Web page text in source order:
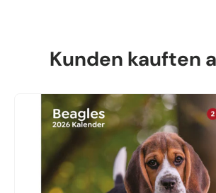
Kunden kauften